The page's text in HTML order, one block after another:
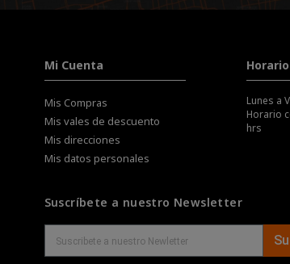
Mi Cuenta
Mis Compras
Mis vales de descuento
Mis direcciones
Mis datos personales
Lunes a
Horario
hrs
Suscríbete a nuestro Newsletter